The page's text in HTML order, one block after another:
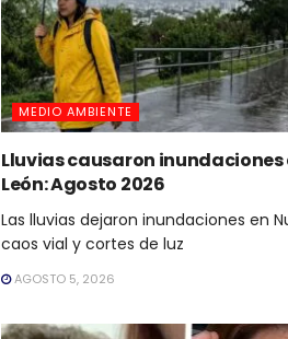
MEDIO AMBIENTE
Lluvias causaron inundaciones
León: Agosto 2026
Las lluvias dejaron inundaciones en
caos vial y cortes de luz
AGOSTO 5, 2026